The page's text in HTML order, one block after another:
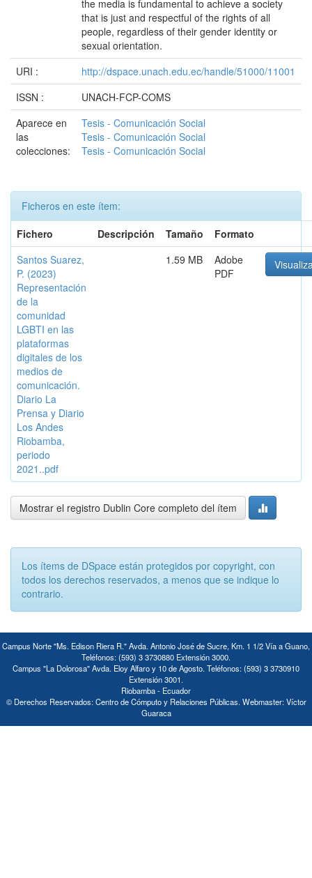
the media is fundamental to achieve a society
that is just and respectful of the rights of all
people, regardless of their gender identity or
sexual orientation.
URI :
http://dspace.unach.edu.ec/handle/51000/11001
ISSN :
UNACH-FCP-COMS
Aparece en
las
colecciones:
Tesis - Comunicación Social
Tesis - Comunicación Social
Tesis - Comunicación Social
Ficheros en este ítem:
Fichero
Descripción Tamaño
Formato
Santos Suarez,
P. (2023)
Representación
de la
comunidad
LGBTI en las
plataformas
digitales de los
medios de
comunicación.
Diario La
Prensa y Diario
Los Andes
Riobamba,
periodo
2021..pdf
1.59 MB
Adobe
PDF
Mostrar el registro Dublin Core completo del ítem
Los ítems de DSpace están protegidos por copyright, con
todos los derechos reservados, a menos que se indique lo
contrario.
Campus Norte "Ms. Edison Riera R." Avda. Antonio José de Sucre, Km. 1 1/2 Vía a Guano,
Teléfonos: (593) 3 3730880 Extensión 3000.
Campus "La Dolorosa" Avda. Eloy Alfaro y 10 de Agosto. Teléfonos: (593) 3 3730910
Extensión 3001.
Riobamba - Ecuador
© Derechos Reservados: Centro de Cómputo y Relaciones Públicas. Webmaster: Víctor
Guaraca